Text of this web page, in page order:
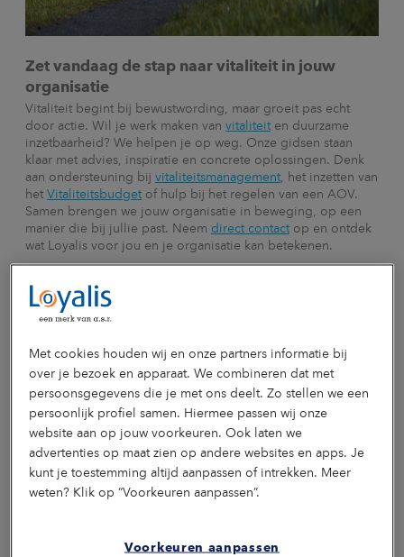
Zet vandaag de stap naar vitaliteit in jouw
organisatie
Vitaliteit begint bij bewustwording, maar groeit pas echt
door actie. Wil je werk maken van vitaliteiten duurzame
inzetbaarheid? We helpen je op weg. Onze gidsen staan
klaar met advies, inspiratie en concrete oplossingen. Denk
aan ondersteuning bij vitaliteitsmanagement, het inzetten van
het Vitaliteitsbudgetof hulp bij het regelen van een AOV.
Samen brengen we jouw organisatie in beweging, op een
manier die bij jullie past. Neem direct contactop en ontdek
wat Loyalis voor jou en je organisatie kan betekenen.
Onze gidsen
Onze mensen staan elke dag voor je klaar. Met een
luisterend oor, kennis over producten en ondersteuning bij
het informeren van je medewerkers. Maak kennis met onze
Mariëlle
Met cookies houden wij en onze partners informatie bij
over je bezoek en apparaat. We combineren dat met
persoonsgegevens die je met ons deelt. Zo stellen we een
persoonlijk profiel samen. Hiermee passen wij onze
website aan op jouw voorkeuren. Ook laten we
advertenties op maat zien op andere websites en apps. Je
kunt je toestemming altijd aanpassen of intrekken. Meer
weten? Klik op “Voorkeuren aanpassen”.
Voorkeuren aanpassen